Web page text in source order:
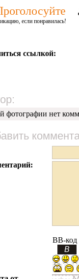
если понравилась!
ссылкой:
фотографии нет
BB-код